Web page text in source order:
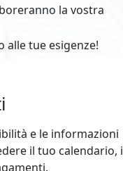
la vostra
alle tue esigenze!
e le informazioni
il tuo calendario, i